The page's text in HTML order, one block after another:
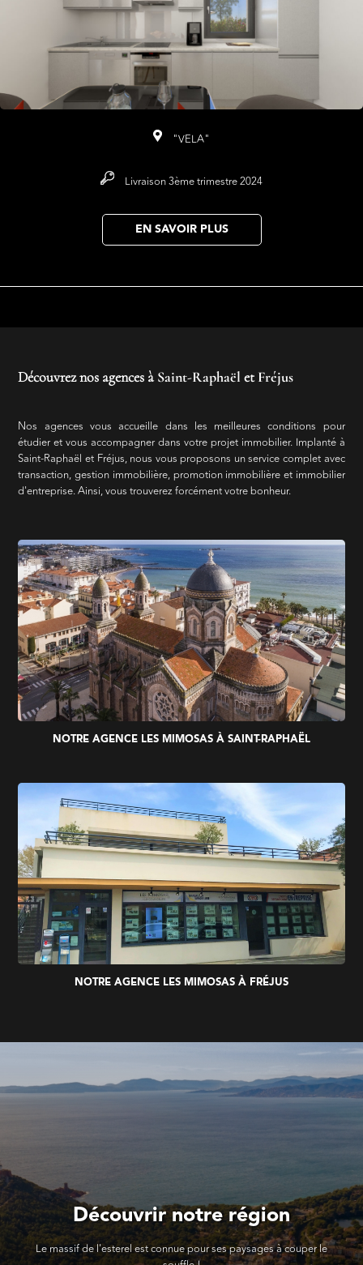
"VELA"
Livraison 3ème trimestre 2024
EN SAVOIR PLUS
NOTRE AGENCE LES MIMOSAS À SAINT-RAPHAËL
NOTRE AGENCE LES MIMOSAS À FRÉJUS
Découvrez nos agences àSaint-Raphaël etFréjus
Nos agences vous accueille dans les meilleures conditions pour
étudier et vous accompagner dans votre projet immobilier. Implanté à
Saint-Raphaël et Fréjus, nous vous proposons un service complet avec
transaction, gestion immobilière, promotion immobilière et immobilier
d'entreprise. Ainsi, vous trouverez forcément votre bonheur.
Découvrir notre région
Le massif de l'esterel est connue pour ses paysages à couper le